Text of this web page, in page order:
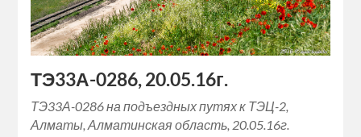
ТЭ33А-0286, 20.05.16г.
ТЭ33А-0286 на подъездных путях к ТЭЦ-2,
Алматы, Алматинская область, 20.05.16г.